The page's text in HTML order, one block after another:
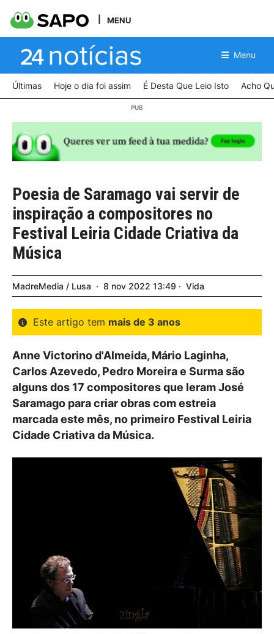
MENU
Menu
Últimas Hoje o dia foi assim É Desta Que Leio Isto Acho
Poesia de Saramago vai servir de
inspiração a compositores no
Festival Leiria Cidade Criativa da
Música
MadreMedia / Lusa 8 nov 2022 13:49 Vida
Este artigo tem mais de 3 anos
Anne Victorino d'Almeida, Mário Laginha,
Carlos Azevedo, Pedro Moreira e Surma são
alguns dos 17 compositores que leram José
Saramago para criar obras com estreia
marcada este mês, no primeiro Festival Leiria
Cidade Criativa da Música.